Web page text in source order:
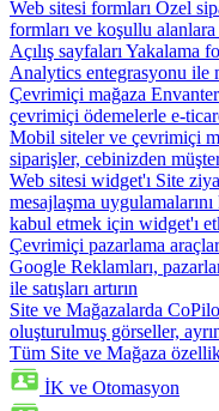
Web sitesi formları Özel
formları ve koşullu
Açılış sayfaları Yakalama
Analytics entegrasyonu ile
Çevrimiçi mağaza
çevrimiçi ödemelerle e-
Mobil siteler ve çevrimiçi
siparişler, cebinizden
Web sitesi widget'ı Site
mesajlaşma
kabul etmek için widget'ı
Çevrimiçi pazarlama
Google Reklamları,
ile satışları artırın
Site ve Mağazalarda
oluşturulmuş görseller,
Tüm Site ve Mağaza
İK ve Otomasyon